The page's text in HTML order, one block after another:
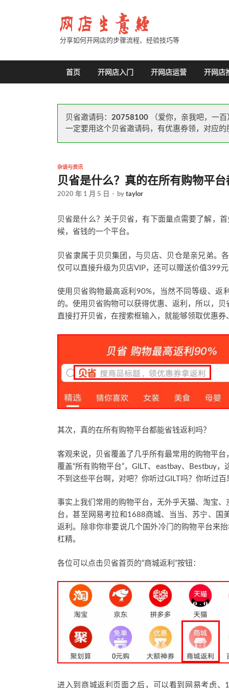
分享如何开网店的步骤流程、经验技巧等
首页 开网店入门 开网店运营 开网店
贝省邀请码： 20758100 （爱你，亲我吧，一百
一定要用这个贝省邀请码，有优惠券领，对应
杂谈与资讯
贝省是什么？真的在所有购物平
2020 年 1 月 5 日 - by taylor
贝省是什么？关于贝省，有下面量点需要了解，
候，省钱的一个平台。
贝省隶属于贝贝集团，与贝店、贝仓是亲兄弟。
仅可以直接升级为贝店VIP，还可以赠送价值399
使用贝省购物最高返利90%，当然不同等级、返
的。使用贝省购物可以获得优惠、返利，所以，
直接打开贝省，在搜索框输入，就能够领取优惠券
其次，真的在所有购物平台都能省钱返利吗？
客观来说，贝省覆盖了几乎所有最常用的购物平
覆盖“所有购物平台”，GILT、eastbay、Bestbuy
不到这些平台啊，对吧？你听过GILT吗？你听过
事实上我们常用的购物平台，无外乎天猫、淘宝
台，甚至网易考拉和1688商城、当当、苏宁、国
返利。除非你非要说几个国外冷门的购物平台来
杠精。
各位可以点击贝省首页的“商城返利”按钮：
进入到商城返利页面之后，可以看到网易考虑